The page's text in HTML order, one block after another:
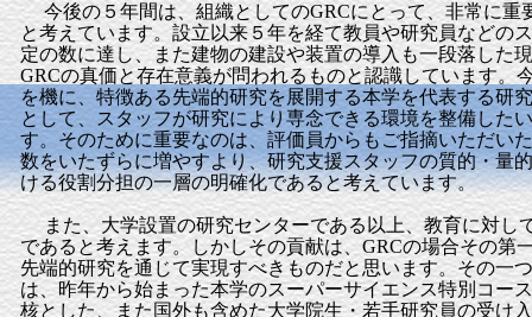
今後の５年間は、組織としてのGRCにとって、非常に重
と考えています。設立以来５年を経て教員や研究員などの
定の数に達し、また建物の建設や装置の導入も一段落した
GRCの真価と存在意義が問われるものと認識しています。
を機に、特徴ある先端的研究を展開する本学を代表する研
として、スタッフが研究により専念できる環境を整備した
す。そのために重要なのは、評価員からもご指摘いただい
数をいたずらに増やすより、研究支援スタッフの質的・量
ける役割分担の一層の明確化であると考えています。
また、大学設置の研究センターである以上、教育に対し
であると考えます。しかしその貢献は、GRCの場合その第
先端的研究を通じて実現すべきものだと思います。その一
は、昨年から始まった本学のスーパーサイエンス特別コー
核とした、また国外も含めた大学院生・若手研究員の受け